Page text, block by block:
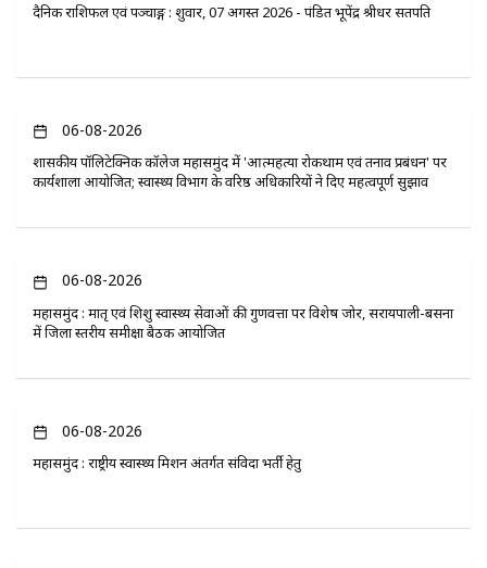
दैनिक राशिफल एवं पञ्चाङ्ग : शुक्रवार, 07 अगस्त 2026 - पंडित भूपेंद्र श्रीधर सतपति
06-08-2026
​शासकीय पॉलिटेक्निक कॉलेज महासमुंद में 'आत्महत्या रोकथाम एवं तनाव प्रबंधन' पर
कार्यशाला आयोजित; स्वास्थ्य विभाग के वरिष्ठ अधिकारियों ने दिए महत्वपूर्ण सुझाव
06-08-2026
महासमुंद : मातृ एवं शिशु स्वास्थ्य सेवाओं की गुणवत्ता पर विशेष जोर, सरायपाली-बसना
में जिला स्तरीय समीक्षा बैठक आयोजित
06-08-2026
महासमुंद : राष्ट्रीय स्वास्थ्य मिशन अंतर्गत संविदा भर्ती हेतु